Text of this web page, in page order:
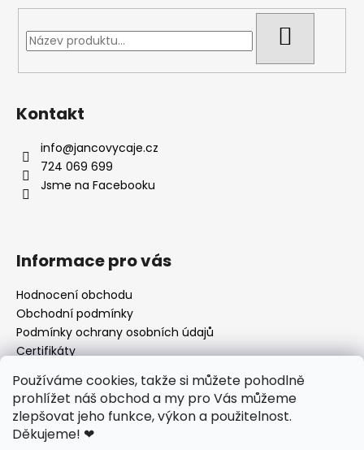
Používáme cookies, takže si můžete pohodlně
prohlížet náš obchod a my pro Vás můžeme
zlepšovat jeho funkce, výkon a použitelnost.
Děkujeme! ❤
Kontakt
info@jancovycaje.cz
724 069 699
Jsme na Facebooku
Informace pro vás
Hodnocení obchodu
Obchodní podmínky
Podmínky ochrany osobních údajů
Certifikáty
Odstoupení od kupní smlouvy